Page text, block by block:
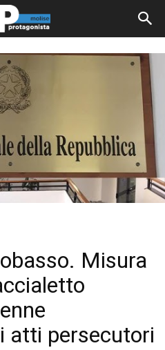
Misura
atti persecutori